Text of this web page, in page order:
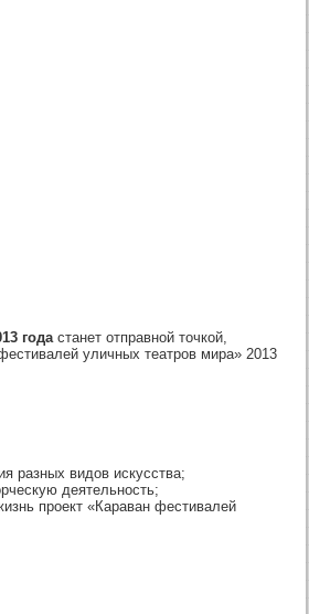
года станет отправной точкой,
уличных театров мира» 2013
разных видов искусства;
деятельность;
проект «Караван фестивалей